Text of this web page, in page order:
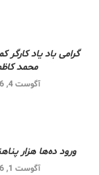
گرامی باد یاد
محمد
آگوست 4, 2026
ورود ده‌ها هزار
آگوست 1, 2026